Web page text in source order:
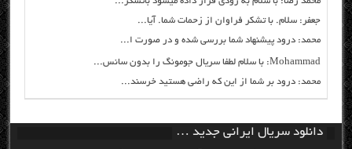
جعفر: سلام. با تشکر فراوان از زحمات شما. آیا...
محمد: درود پیشنهاد شما بررسی شده و در صورت ا...
Mohammad: با سلام لطفا سریال جومونگ را بدون سانس...
محمد: درود بر شما از این که راضی هستید خرسند...
دانلود سریال ایرانی جدید …